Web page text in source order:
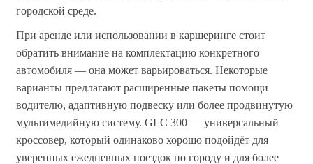
городской среде.
При аренде или использовании в каршеринге стоит
обратить внимание на комплектацию конкретного
автомобиля — она может варьироваться. Некоторые
варианты предлагают расширенные пакеты помощи
водителю, адаптивную подвеску или более продвинутую
мультимедийную систему. GLC 300 — универсальный
кроссовер, который одинаково хорошо подойдёт для
уверенных ежедневных поездок по городу и для более